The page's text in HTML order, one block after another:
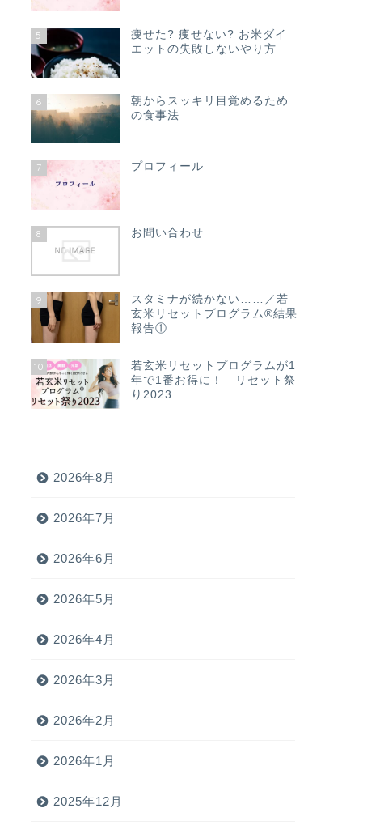
5
痩せた? 痩せない? お米ダイ
エットの失敗しないやり方
6
朝からスッキリ目覚めるため
の食事法
7 プロフィール
8 お問い合わせ
9
スタミナが続かない……／若
玄米リセットプログラム®結果
報告①
10
若玄米リセットプログラムが1
年で1番お得に！ リセット祭
り2023
2026年8月
2026年7月
2026年6月
2026年5月
2026年4月
2026年3月
2026年2月
2026年1月
2025年12月